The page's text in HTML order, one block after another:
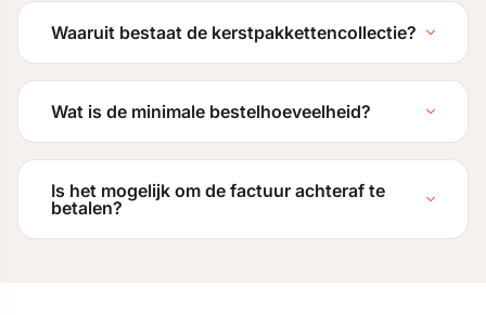
Waaruit bestaat de kerstpakkettencollectie?
Wat is de minimale bestelhoeveelheid?
Is het mogelijk om de factuur achteraf te
betalen?